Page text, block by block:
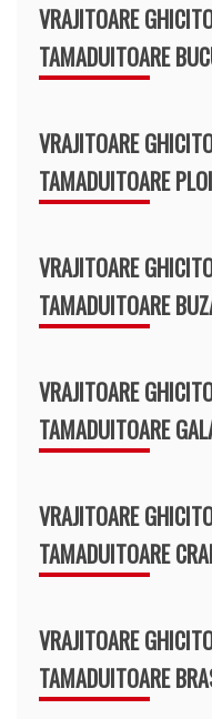
VRAJITOARE
TAMADUITOARE
VRAJITOARE
TAMADUITOARE
VRAJITOARE
TAMADUITOARE
VRAJITOARE
TAMADUITOARE
VRAJITOARE
TAMADUITOARE
VRAJITOARE
TAMADUITOARE